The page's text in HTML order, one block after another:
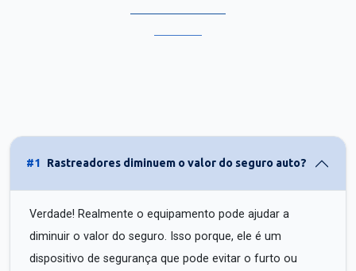
#1 Rastreadores diminuem o valor do seguro auto?
Verdade! Realmente o equipamento pode ajudar a
diminuir o valor do seguro. Isso porque, ele é um
dispositivo de segurança que pode evitar o furto ou